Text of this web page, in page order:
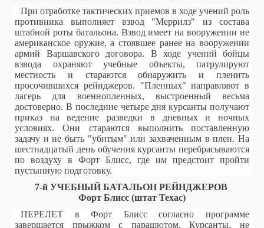
При отработке тактических приемов в ходе учений роль
противника выполняет взвод "Меррилз" из состава
штабной роты батальона. Взвод имеет на вооружении не
американское оружие, а стоявшее ранее на вооружении
армий Варшавского договора. В ходе учений бойцы
взвода охраняют учебные объекты, патрулируют
местность и стараются обнаружить и пленить
просочившихся рейнджеров. "Пленных" направляют в
лагерь для военнопленных, выстроенный весьма
достоверно. В последние четыре дня курсанты получают
приказ на ведение разведки в дневных и ночных
условиях. Они стараются выполнить поставленную
задачу и не быть "убитым" или захваченным в плен. На
шестнадцатый день обучения курсанты перебрасываются
по воздуху в Форт Блисс, где им предстоит пройти
пустынную подготовку.
7-й УЧЕБНЫЙ БАТАЛЬОН РЕЙНДЖЕРОВ
Форт Блисс (штат Техас)
ПЕРЕЛЕТ в Форт Блисс согласно программе
завершается прыжком с парашютом. Курсанты, не